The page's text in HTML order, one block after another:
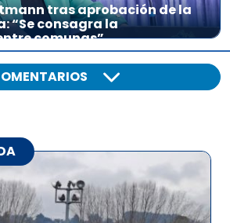
tras aprobación de la
“Se consagra la
comunas”